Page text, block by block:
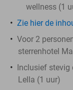
wellness (1
Zie hier de
Voor 2
sterrenhotel
Inclusief stevig
Lella (1 uur)